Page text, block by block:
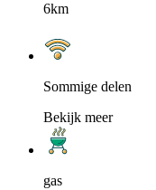
6km
Sommige delen
Bekijk meer
gas